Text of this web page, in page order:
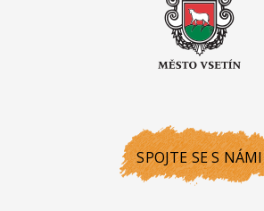
SPOJTE SE S NÁMI